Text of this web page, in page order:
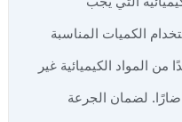
الكميات المناسبة
المواد الكيميائية غير
ضارًا. لضمان الجرعة